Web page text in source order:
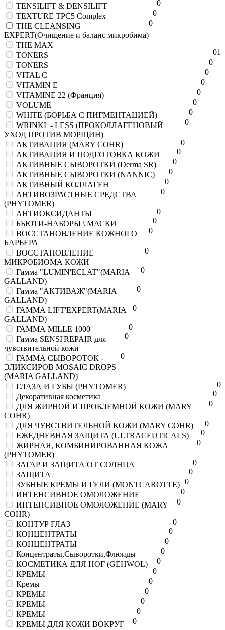
0
TENSILIFT & DENSILIFT
0
TEXTURE TPC5 Complex
0
THE CLEANSING
EXPERT(Очищение и баланс микробима)
1
THE MAX
0
TONERS
0
TONERS
0
VITAL C
0
VITAMIN E
0
VITAMINE 22 (Франция)
0
VOLUME
0
WHITE (БОРЬБА С ПИГМЕНТАЦИЕЙ)
0
WRINKL - LESS (ПРОКОЛЛАГЕНОВЫЙ
УХОД ПРОТИВ МОРЩИН)
0
АКТИВАЦИЯ (MARY COHR)
0
АКТИВАЦИЯ И ПОДГОТОВКА КОЖИ
0
АКТИВНЫЕ СЫВОРОТКИ (Derma SR)
0
АКТИВНЫЕ СЫВОРОТКИ (NANNIC)
0
АКТИВНЫЙ КОЛЛАГЕН
0
АНТИВОЗРАСТНЫЕ СРЕДСТВА
(PHYTOMER)
0
АНТИОКСИДАНТЫ
0
БЬЮТИ-НАБОРЫ \ МАСКИ
0
ВОССТАНОВЛЕНИЕ КОЖНОГО
БАРЬЕРА
0
ВОССТАНОВЛЕНИЕ
МИКРОБИОМА КОЖИ
0
Гамма "LUMIN'ECLAT"(MARIA
GALLAND)
0
Гамма "АКТИВАЖ"(MARIA
GALLAND)
0
ГАММА LIFT'EXPERT(MARIA
GALLAND)
0
ГАММА MILLE 1000
0
Гамма SENSI'REPAIR для
чувствительной кожи
0
ГАММА СЫВОРОТОК -
ЭЛИКСИРОВ MOSAIC DROPS
(MARIA GALLAND)
0
ГЛАЗА И ГУБЫ (PHYTOMER)
0
Декоративная косметика
0
ДЛЯ ЖИРНОЙ И ПРОБЛЕМНОЙ КОЖИ (MARY
COHR)
0
ДЛЯ ЧУВСТВИТЕЛЬНОЙ КОЖИ (MARY COHR)
0
ЕЖЕДНЕВНАЯ ЗАЩИТА (ULTRACEUTICALS)
0
ЖИРНАЯ, КОМБИНИРОВАННАЯ КОЖА
(PHYTOMER)
0
ЗАГАР И ЗАЩИТА ОТ СОЛНЦА
0
ЗАЩИТА
0
ЗУБНЫЕ КРЕМЫ И ГЕЛИ (MONTCAROTTE)
0
ИНТЕНСИВНОЕ ОМОЛОЖЕНИЕ
0
ИНТЕНСИВНОЕ ОМОЛОЖЕНИЕ (MARY
COHR)
0
КОНТУР ГЛАЗ
0
КОНЦЕНТРАТЫ
0
КОНЦЕНТРАТЫ
0
Концентраты,Сыворотки,Флюиды
0
КОСМЕТИКА ДЛЯ НОГ (GEHWOL)
0
КРЕМЫ
0
Кремы
0
КРЕМЫ
0
КРЕМЫ
0
КРЕМЫ
0
КРЕМЫ ДЛЯ КОЖИ ВОКРУГ